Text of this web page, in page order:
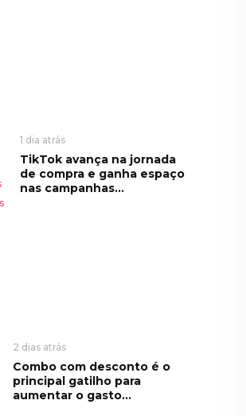
1 dia atrás
TikTok avança na jornada
de compra e ganha espaço
nas campanhas...
2 dias atrás
Combo com desconto é o
principal gatilho para
aumentar o gasto...